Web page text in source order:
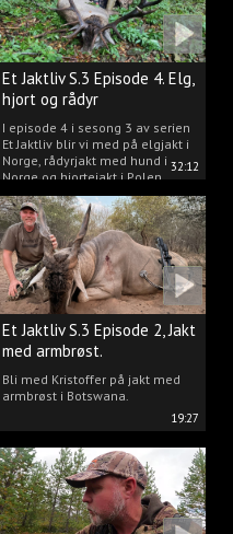
32:12
Et Jaktliv S.3 Episode 4. Elg,
hjort og rådyr
I episode 4 i sesong 3 av serien
Et Jaktliv blir vi med på elgjakt i
Norge, rådyrjakt med hund i
Norge og hjortejakt i Polen.
19:27
Et Jaktliv S.3 Episode 2, Jakt
med armbrøst.
Bli med Kristoffer på jakt med
armbrøst i Botswana.